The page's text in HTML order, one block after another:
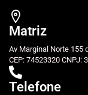
Matriz
Av Marginal Norte 155
CEP: 74523320 CNPJ:
Telefone